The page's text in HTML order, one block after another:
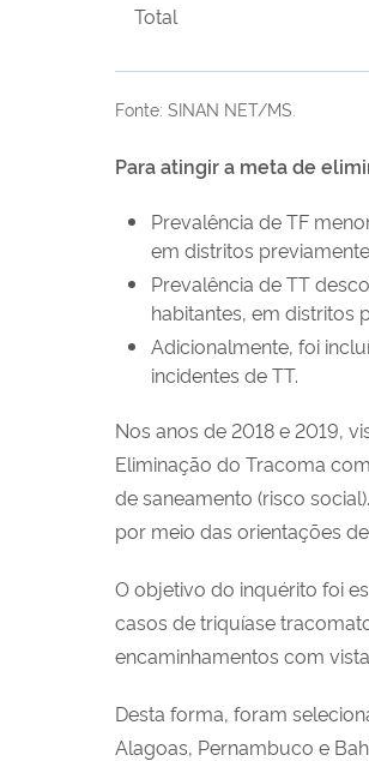
Total
Fonte: SINAN NET/MS.
Para atingir a meta de
Prevalência de TF
em distritos
Prevalência de TT
habitantes, em distritos
Adicionalmente, foi
incidentes de TT.
Nos anos de 2018 e 2019,
Eliminação do Tracoma
de saneamento (risco
por meio das orientações
O objetivo do inquérito foi
casos de triquíase
encaminhamentos com
Desta forma, foram
Alagoas, Pernambuco e